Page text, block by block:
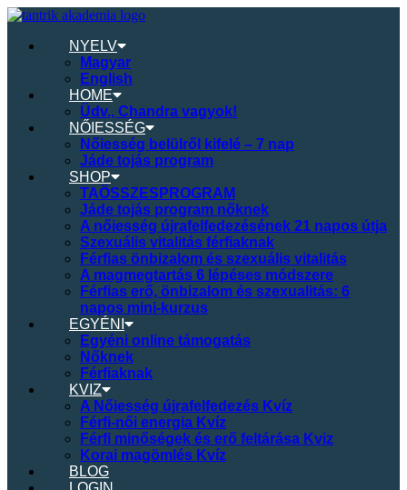
NYELV
Magyar
English
HOME
Üdv., Chandra vagyok!
NŐIESSÉG
Nőiesség belülről kifelé – 7 nap
Jáde tojás program
SHOP
TAÖSSZESPROGRAM
Jáde tojás program nőknek
A nőiesség újrafelfedezésének 21 napos útja
Szexuális vitalitás férfiaknak
Férfias önbizalom és szexuális vitalitás
A magmegtartás 6 lépéses módszere
Férfias erő, önbizalom és szexualitás: 6
napos mini-kurzus
EGYÉNI
Egyéni online támogatás
Nőknek
Férfiaknak
KVIZ
A Nőiesség újrafelfedezés Kvíz
Férfi-női energia Kvíz
Férfi minőségek és erő feltárása Kviz
Korai magömlés Kvíz
BLOG